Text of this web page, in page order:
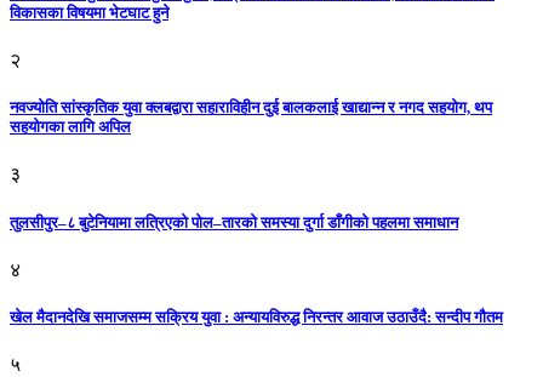
विकासका विषयमा भेटघाट हुने
२
नवज्योति सांस्कृतिक युवा क्लबद्वारा सहाराविहीन दुई बालकलाई खाद्यान्न र नगद सहयोग, थप
सहयोगका लागि अपिल
३
तुलसीपुर–८ बुटेनियामा लत्रिएको पोल–तारको समस्या दुर्गा डाँगीको पहलमा समाधान
४
खेल मैदानदेखि समाजसम्म सक्रिय युवा : अन्यायविरुद्ध निरन्तर आवाज उठाउँदै: सन्दीप गौतम
५